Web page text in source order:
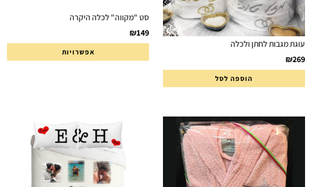
עוגת מגבות לחתן ולכלה
₪269
הוספה לסל
סט "מקווה" לכלה היקרה
₪149
אפשרויות